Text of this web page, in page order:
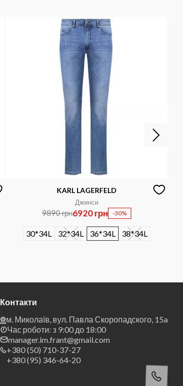
KARL LAGERFELD
Джинси
9890 грн6920 грн -30%
30*34L 32*34L 36*34L 38*34L
Контакти
м. Миколаїв, вул. Павла Скоропадского, 15a
Час роботи: з 9:00 до 18:00
manager.im.frant@gmail.com
+380 (50) 710-37-27
+380 (95) 346-64-20